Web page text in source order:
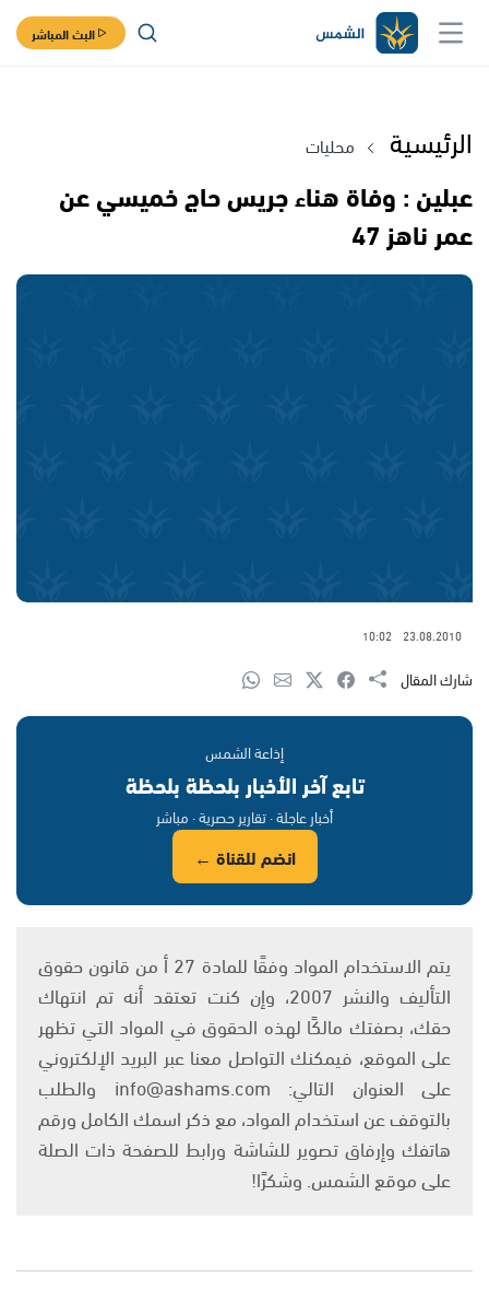
البث المباشر
الرئيسية محليات
عبلين : وفاة هناء جريس حاج خميسي عن
عمر ناهز 47
23.08.2010
10:02
شارك المقال
إذاعة الشمس
تابع آخر الأخبار بلحظة بلحظة
أخبار عاجلة · تقارير حصرية · مباشر
انضم للقناة ←
يتم الاستخدام المواد وفقًا للمادة 27 أ من قانون حقوق
التأليف والنشر 2007، وإن كنت تعتقد أنه تم انتهاك
حقك، بصفتك مالكًا لهذه الحقوق في المواد التي تظهر
على الموقع، فيمكنك التواصل معنا عبر البريد الإلكتروني
على العنوان التالي: info@ashams.com والطلب
بالتوقف عن استخدام المواد، مع ذكر اسمك الكامل ورقم
هاتفك وإرفاق تصوير للشاشة ورابط للصفحة ذات الصلة
على موقع الشمس. وشكرًا!